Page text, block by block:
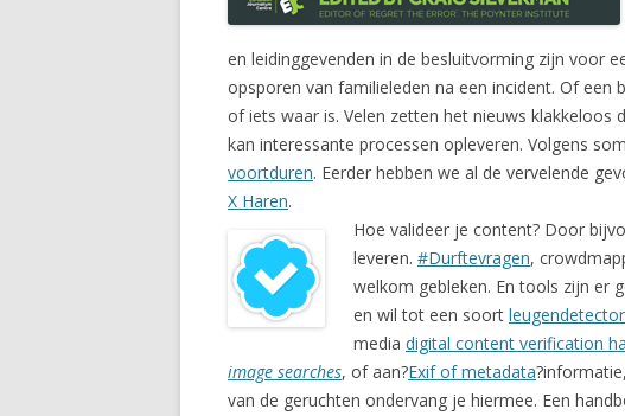
en leidinggevenden in de besluitvorming zijn voor
opsporen van familieleden na een incident. Of
of iets waar is. Velen zetten het nieuws
kan interessante processen opleveren. Volgens
voortduren. Eerder hebben we al de vervelende
X Haren.
Hoe valideer je content? Door
leveren. #Durftevragen,
welkom gebleken. En tools zijn er
en wil tot een soort leugendetector
media digital content verification
image searches, of aan?Exif of metadata
van de geruchten ondervang je hiermee. Een